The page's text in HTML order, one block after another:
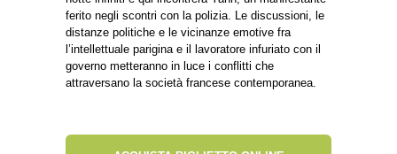
ferito negli scontri con la polizia. Le discussioni, le
distanze politiche e le vicinanze emotive fra
l’intellettuale parigina e il lavoratore infuriato con il
governo metteranno in luce i conflitti che
attraversano la società francese contemporanea.